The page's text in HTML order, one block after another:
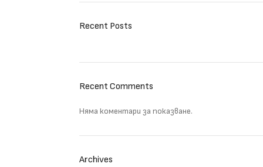
Recent Posts
Recent Comments
Няма коментари за показване.
Archives